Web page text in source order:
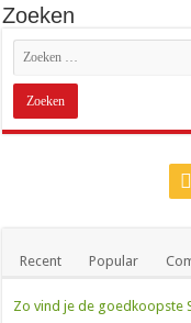
Zoeken
Recent Popular
Zo vind je de goedkoopste